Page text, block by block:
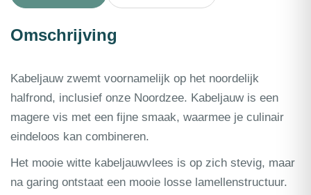
Omschrijving
Kabeljauw zwemt voornamelijk op het noordelijk
halfrond, inclusief onze Noordzee. Kabeljauw is een
magere vis met een fijne smaak, waarmee je culinair
eindeloos kan combineren.
Het mooie witte kabeljauwvlees is op zich stevig, maar
na garing ontstaat een mooie losse lamellenstructuur.